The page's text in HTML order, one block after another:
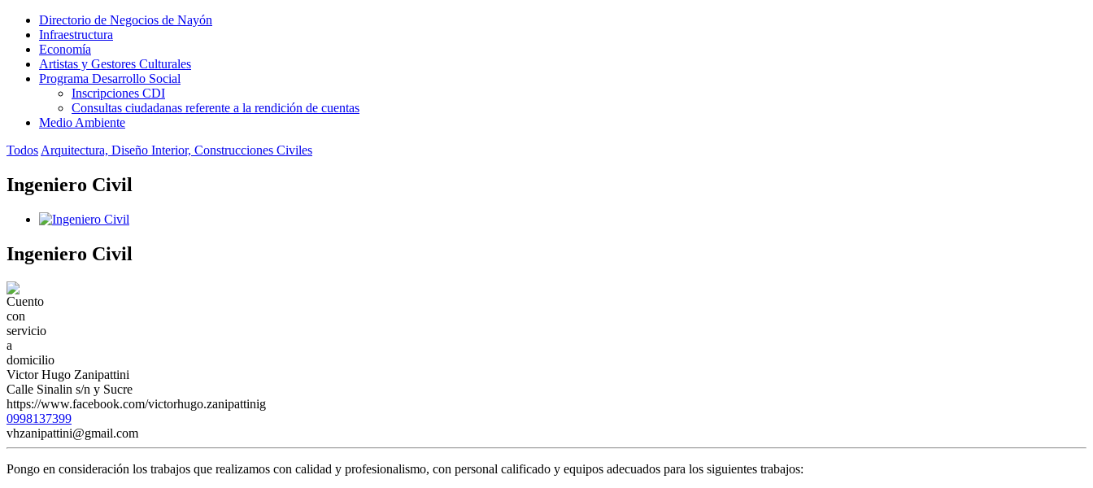
Directorio de Negocios de Nayón
Infraestructura
Economía
Artistas y Gestores Culturales
Programa Desarrollo Social
Inscripciones CDI
Consultas ciudadanas referente a la rendición de cuentas
Medio Ambiente
Todos Arquitectura, Diseño Interior, Construcciones Civiles
Ingeniero Civil
Ingeniero Civil
Victor Hugo Zanipattini
Calle Sinalin s/n y Sucre
https://www.facebook.com/victorhugo.zanipattinig
0998137399
vhzanipattini@gmail.com
Pongo en consideración los trabajos que realizamos con calidad y profesionalismo, con personal calificado y equipos adecuados para los siguientes trabajos: